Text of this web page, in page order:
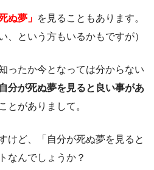
ぬ夢」 を見ることもあります。
、という方もいるかもですが）
ったか今となっては分からない
自分が死ぬ夢を見ると良い事があ
とがありまして。
けど、「自分が死ぬ夢を見ると
なんでしょうか？